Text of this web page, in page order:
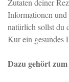
Zutaten deiner
Informationen
natürlich sollst du
Kur ein gesundes
Dazu gehört